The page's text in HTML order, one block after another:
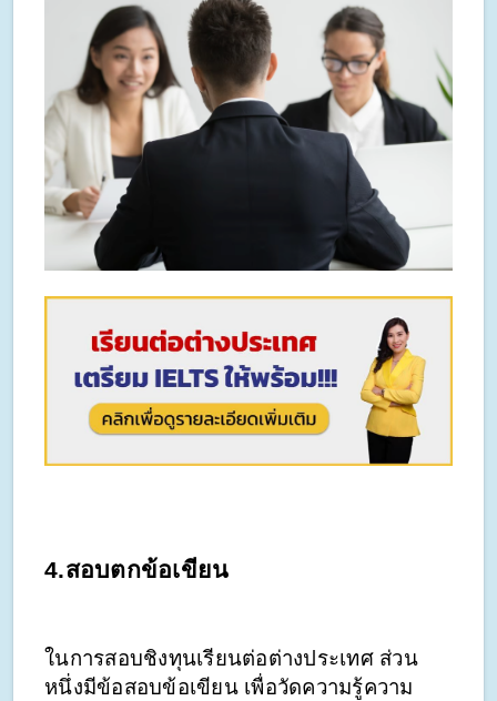
4.สอบตกข้อเขียน
ในการสอบชิงทุนเรียนต่อต่างประเทศ ส่วน
หนึ่งมีข้อสอบข้อเขียน เพื่อวัดความรู้ความ